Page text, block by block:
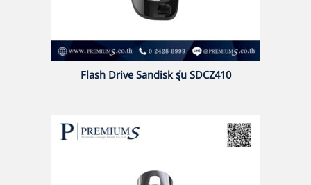
Flash Drive Sandisk รุ่น SDCZ410